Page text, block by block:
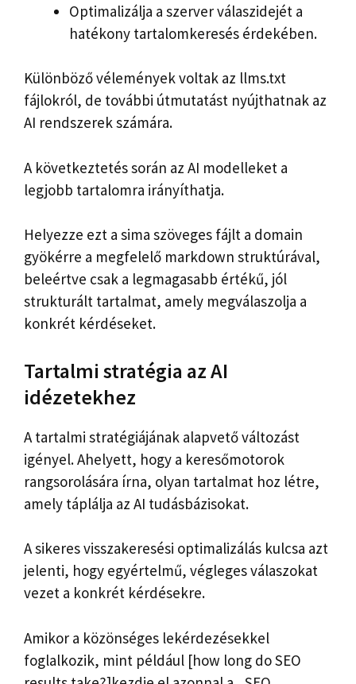
Optimalizálja a szerver válaszidejét a
hatékony tartalomkeresés érdekében.
Különböző vélemények voltak az llms.txt
fájlokról, de további útmutatást nyújthatnak az
AI rendszerek számára.
A következtetés során az AI modelleket a
legjobb tartalomra irányíthatja.
Helyezze ezt a sima szöveges fájlt a domain
gyökérre a megfelelő markdown struktúrával,
beleértve csak a legmagasabb értékű, jól
strukturált tartalmat, amely megválaszolja a
konkrét kérdéseket.
Tartalmi stratégia az AI
idézetekhez
A tartalmi stratégiájának alapvető változást
igényel. Ahelyett, hogy a keresőmotorok
rangsorolására írna, olyan tartalmat hoz létre,
amely táplálja az AI tudásbázisokat.
A sikeres visszakeresési optimalizálás kulcsa azt
jelenti, hogy egyértelmű, végleges válaszokat
vezet a konkrét kérdésekre.
Amikor a közönséges lekérdezésekkel
foglalkozik, mint például [how long do SEO